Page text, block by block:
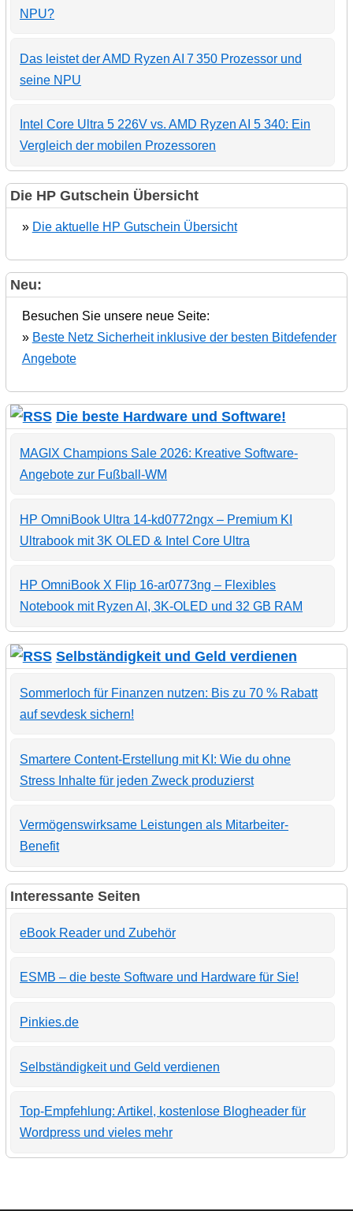
NPU?
Das leistet der AMD Ryzen AI 7 350 Prozessor und
seine NPU
Intel Core Ultra 5 226V vs. AMD Ryzen AI 5 340: Ein
Vergleich der mobilen Prozessoren
Die HP Gutschein Übersicht
» Die aktuelle HP Gutschein Übersicht
Neu:
Besuchen Sie unsere neue Seite:
» Beste Netz Sicherheit inklusive der besten Bitdefender
Angebote
Die beste Hardware und Software!
MAGIX Champions Sale 2026: Kreative Software-
Angebote zur Fußball-WM
HP OmniBook Ultra 14-kd0772ngx – Premium KI
Ultrabook mit 3K OLED & Intel Core Ultra
HP OmniBook X Flip 16-ar0773ng – Flexibles
Notebook mit Ryzen AI, 3K-OLED und 32 GB RAM
Selbständigkeit und Geld verdienen
Sommerloch für Finanzen nutzen: Bis zu 70 % Rabatt
auf sevdesk sichern!
Smartere Content-Erstellung mit KI: Wie du ohne
Stress Inhalte für jeden Zweck produzierst
Vermögenswirksame Leistungen als Mitarbeiter-
Benefit
Interessante Seiten
eBook Reader und Zubehör
ESMB – die beste Software und Hardware für Sie!
Pinkies.de
Selbständigkeit und Geld verdienen
Top-Empfehlung: Artikel, kostenlose Blogheader für
Wordpress und vieles mehr